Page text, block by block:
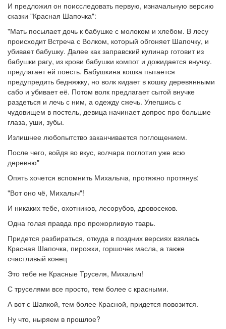
И предложил он поисследовать первую, изначальную версию
сказки "Красная Шапочка":
"Мать посылает дочь к бабушке с молоком и хлебом. В лесу
происходит Встреча с Волком, который обгоняет Шапочку, и
убивает бабушку. Далее как заправский кулинар готовит из
бабушки рагу, из крови бабушки компот и дожидается внучку.
предлагает ей поесть. Бабушкина кошка пытается
предупредить бедняжку, но волк кидает в кошку деревянными
сабо и убивает её. Потом волк предлагает сытой внучке
раздеться и лечь с ним, а одежду сжечь. Улегшись с
чудовищем в постель, девица начинает допрос про большие
глаза, уши, зубы.
Излишнее любопытство заканчивается поглощением.
После чего, войдя во вкус, волчара поглотил уже всю
деревню"
Опять хочется вспомнить Михалыча, протяжно протянув:
"Вот оно чё, Михалыч"!
И никаких тебе, охотников, лесорубов, дровосеков.
Одна голая правда про прожорливую тварь.
Придется разбираться, откуда в поздних версиях взялась
Красная Шапочка, пирожки, горшочек масла, а также
счастливый конец
Это тебе не Красные Труселя, Михалыч!
С труселями все просто, тем более с красными.
А вот с Шапкой, тем более Красной, придется повозится.
Ну что, ныряем в прошлое?